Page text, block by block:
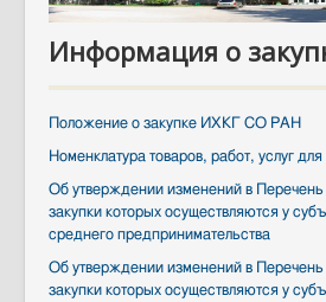
Наука
Образование
Диссертационный совет
Разработки
Контакты
Информация о
Положение о закупке ИХКГ СО РАН
Номенклатура товаров, работ, услуг
Об утверждении изменений в Перечень
закупки которых осуществляются у
среднего предпринимательства
Об утверждении изменений в Перечень
закупки которых осуществляются у